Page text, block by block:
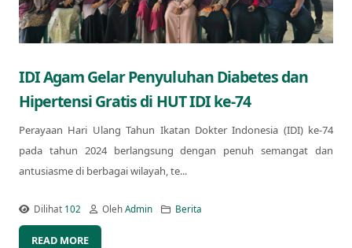
IDI Agam Gelar Penyuluhan Diabetes dan
Hipertensi Gratis di HUT IDI ke-74
Perayaan Hari Ulang Tahun Ikatan Dokter Indonesia (IDI) ke-74
pada tahun 2024 berlangsung dengan penuh semangat dan
antusiasme di berbagai wilayah, te...
Dilihat 102 OlehAdmin Berita
READ MORE